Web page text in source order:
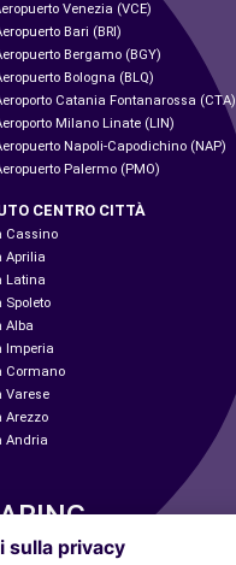
Venezia (VCE)
Bari (BRI)
Bergamo (BGY)
Bologna (BLQ)
Catania Fontanarossa (CTA)
Milano Linate (LIN)
Napoli-Capodichino (NAP)
Palermo (PMO)
CENTRO CITTÀ
Cassino
Aprilia
Latina
Spoleto
Alba
Imperia
Cormano
Varese
Arezzo
Andria